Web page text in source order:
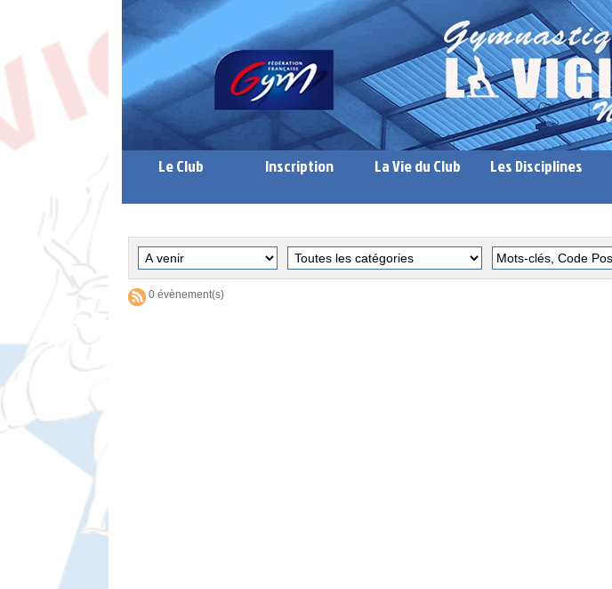
Le Club Inscription La Vie du Club Les Disciplines
0 évènement(s)